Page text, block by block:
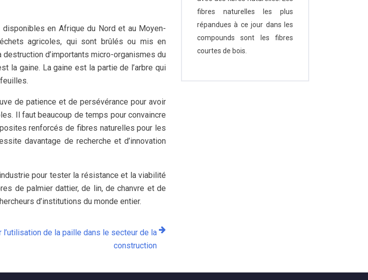
en Afrique du Nord et au Moyen-
agricoles, qui sont brûlés ou mis en
d’importants micro-organismes du
la gaine. La gaine est la partie de l’arbre qui
de patience et de persévérance pour avoir
Il faut beaucoup de temps pour convaincre
renforcés de fibres naturelles pour les
davantage de recherche et d’innovation
pour tester la résistance et la viabilité
de palmier dattier, de lin, de chanvre et de
d’institutions du monde entier.
l’utilisation de la paille dans le secteur de la
construction
fibres naturelles les plus
répandues à ce jour dans les
compounds sont les fibres
courtes de bois.